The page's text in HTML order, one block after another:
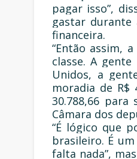
pagar isso”,
gastar durante
financeira.
“Então assim,
classe. A
Unidos, a
moradia de
30.788,66
Câmara dos
“É lógico que
brasileiro. É
falta nada”,